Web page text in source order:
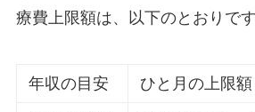
療費上限額は、以下のとおりです
年収の目安 ひと月の上限額